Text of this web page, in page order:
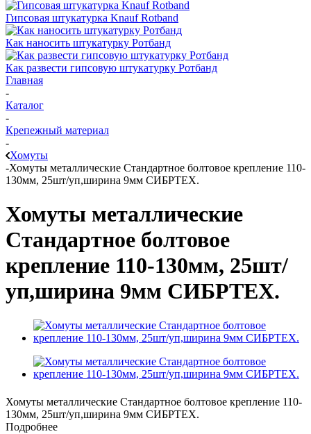
Гипсовая штукатурка Knauf Rotband
Как наносить штукатурку Ротбанд
Как развести гипсовую штукатурку Ротбанд
Главная
-
Каталог
-
Крепежный материал
-
Хомуты
-Хомуты металлические Стандартное болтовое крепление 110-
130мм, 25шт/уп,ширина 9мм СИБРТЕХ.
Хомуты металлические
Стандартное болтовое
крепление 110-130мм, 25шт/
уп,ширина 9мм СИБРТЕХ.
Хомуты металлические Стандартное болтовое крепление 110-
130мм, 25шт/уп,ширина 9мм СИБРТЕХ.
Подробнее